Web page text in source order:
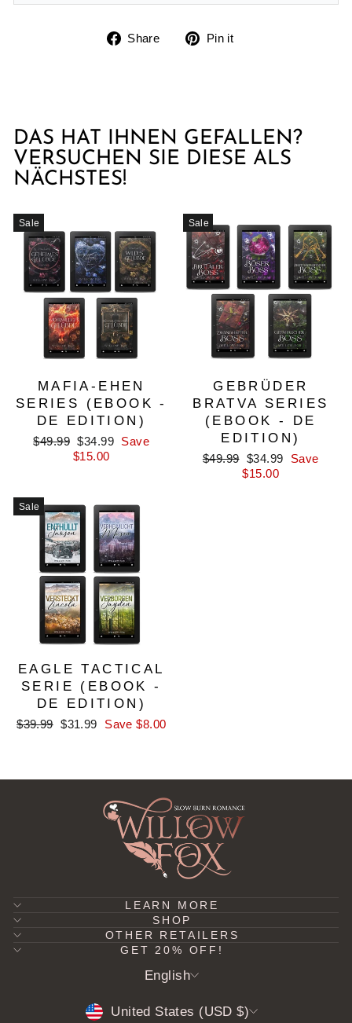
Share
Share Pin it
DAS HAT IHNEN GEFALLEN?
VERSUCHEN SIE DIESE ALS
NÄCHSTES!
Sale
MAFIA-EHEN
SERIES (EBOOK -
DE EDITION)
Regular
$49.99 Sale
price
$34.99 Save
$15.00
Sale
GEBRÜDER
BRATVA SERIES
(EBOOK - DE
EDITION)
Regular
$49.99 Sale
price
$34.99
Save
$15.00
Sale
EAGLE TACTICAL
SERIE (EBOOK -
DE EDITION)
Regular
$39.99 Sale
$31.99 Save $8.00
LEARN MORE
SHOP
OTHER RETAILERS
GET 20% OFF!
LANGUAGE
English
CURRENCY
United States (USD $)